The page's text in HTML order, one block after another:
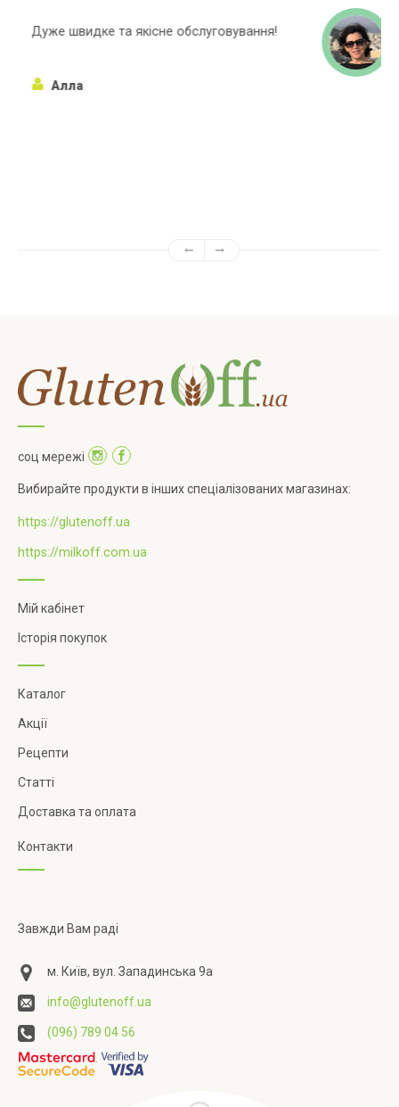
Широкий асортиментний ряд, багато
соц мережі
Вибирайте продукти в інших спеціалізованих магазинах:
https://glutenoff.ua
https://milkoff.com.ua
Мій кабінет
Історія покупок
Каталог
Акції
Рецепти
Статті
Доставка та оплата
Контакти
Завжди Вам раді
м. Київ, вул. Западинська 9а
info@glutenoff.ua
(096) 789 04 56